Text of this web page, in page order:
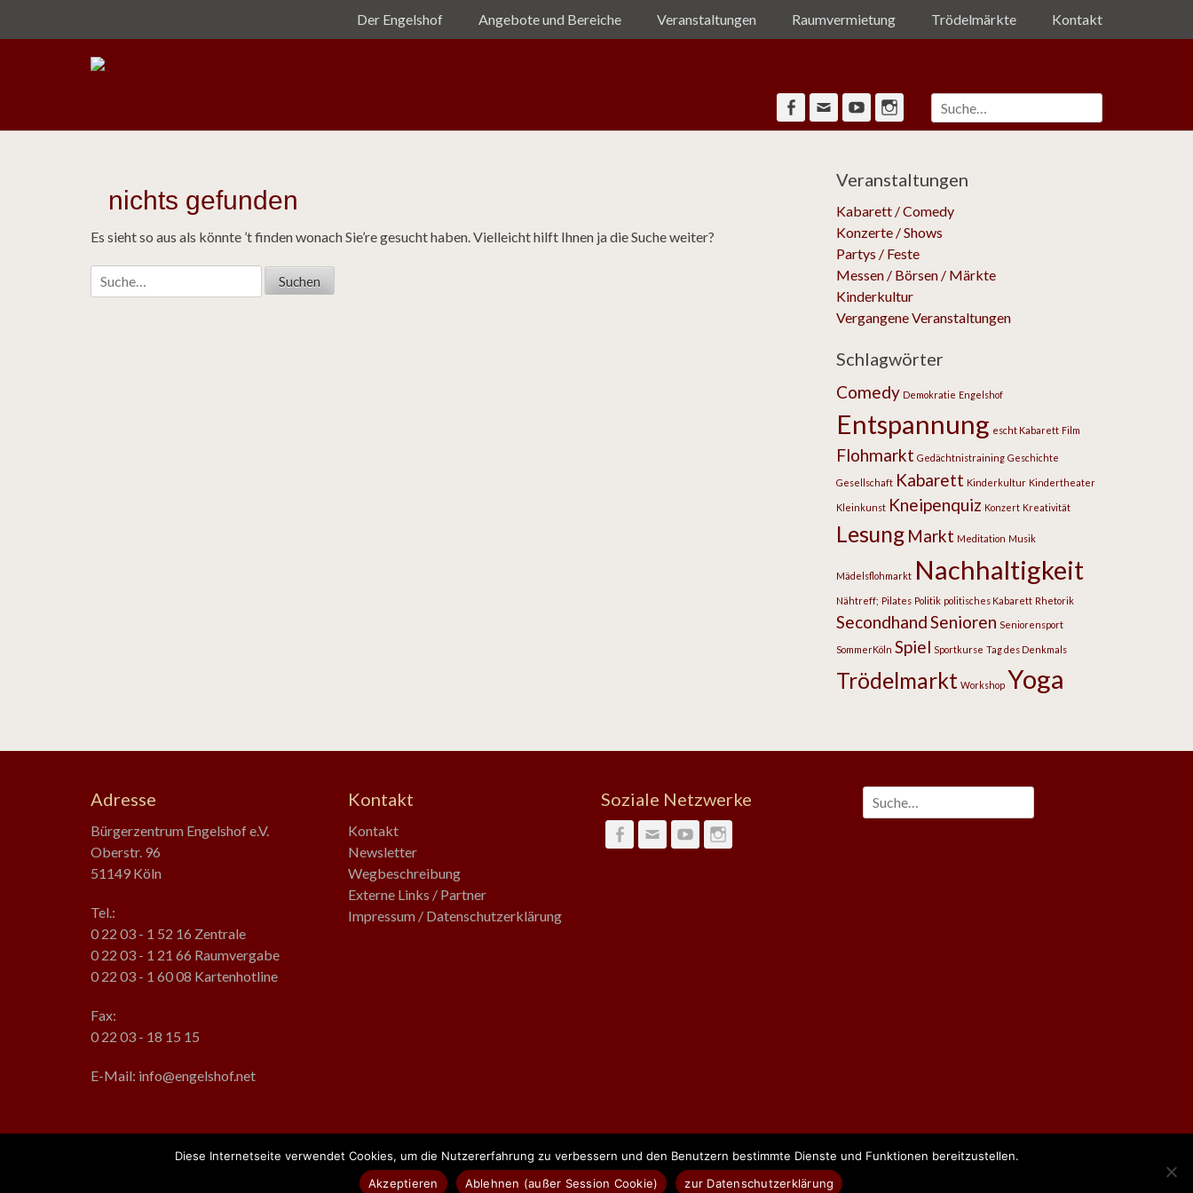
überspringen
Der Engelshof Angebote und Bereiche Veranstaltungen Raumvermietung Trödelmärkte Kontakt
Bürgerzentrum Engelshof e.V.
Alle Pforten offen
Facebook
Email YouTubeInstagram
Suche
nach:
nichts gefunden
Es sieht so aus als könnte ’t finden wonach Sie’re gesucht haben. Vielleicht hilft Ihnen ja die Suche weiter?
Suche
nach:
Veranstaltungen
Kabarett / Comedy
Konzerte / Shows
Partys / Feste
Messen / Börsen / Märkte
Kinderkultur
Vergangene Veranstaltungen
Schlagwörter
Comedy Demokratie Engelshof
Entspannung escht Kabarett Film
Flohmarkt Gedächtnistraining Geschichte
Gesellschaft Kabarett Kinderkultur Kindertheater
Kleinkunst Kneipenquiz Konzert Kreativität
Lesung Markt Meditation Musik
Mädelsflohmarkt Nachhaltigkeit
Nähtreff; Pilates Politik politisches Kabarett Rhetorik
SecondhandSenioren Seniorensport
SommerKöln Spiel Sportkurse Tag des Denkmals
Trödelmarkt Workshop Yoga
Adresse
Bürgerzentrum Engelshof e.V.
Oberstr. 96
51149 Köln
Tel.:
0 22 03 - 1 52 16 Zentrale
0 22 03 - 1 21 66 Raumvergabe
0 22 03 - 1 60 08 Kartenhotline
Fax:
0 22 03 - 18 15 15
E-Mail: info@engelshof.net
Kontakt
Kontakt
Newsletter
Wegbeschreibung
Externe Links / Partner
Impressum / Datenschutzerklärung
Soziale Netzwerke
Facebook
Email YouTube
Suche
nach:
. Alle Rechte vorbehalten.
Diese Internetseite verwendet Cookies, um die Nutzererfahrung zu verbessern und den Benutzern bestimmte Dienste und Funktionen bereitzustellen.
Akzeptieren
Ablehnen (außer Session Cookie) zur Datenschutzerklärung